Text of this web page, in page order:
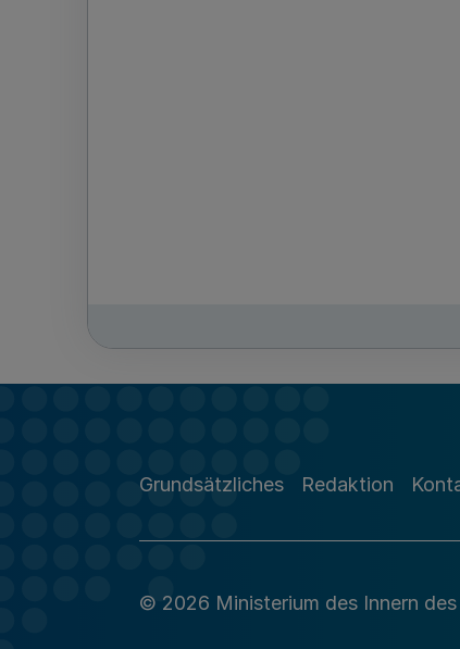
Grundsätzliches Redaktion
© 2026 Ministerium des Innern